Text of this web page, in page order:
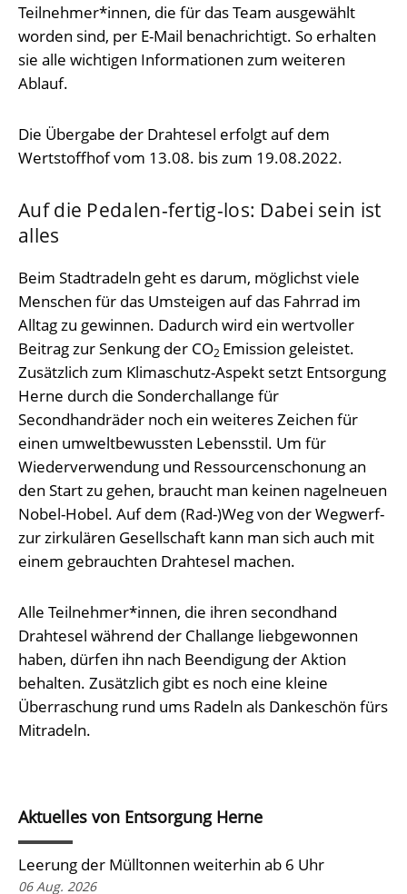
Teilnehmer*innen, die für das Team ausgewählt
worden sind, per E-Mail benachrichtigt. So erhalten
sie alle wichtigen Informationen zum weiteren
Ablauf.
Die Übergabe der Drahtesel erfolgt auf dem
Wertstoffhof vom 13.08. bis zum 19.08.2022.
Auf die Pedalen-fertig-los: Dabei sein ist
alles
Beim Stadtradeln geht es darum, möglichst viele
Menschen für das Umsteigen auf das Fahrrad im
Alltag zu gewinnen. Dadurch wird ein wertvoller
Beitrag zur Senkung der CO2 Emission geleistet.
Zusätzlich zum Klimaschutz-Aspekt setzt Entsorgung
Herne durch die Sonderchallange für
Secondhandräder noch ein weiteres Zeichen für
einen umweltbewussten Lebensstil. Um für
Wiederverwendung und Ressourcenschonung an
den Start zu gehen, braucht man keinen nagelneuen
Nobel-Hobel. Auf dem (Rad-)Weg von der Wegwerf-
zur zirkulären Gesellschaft kann man sich auch mit
einem gebrauchten Drahtesel machen.
Alle Teilnehmer*innen, die ihren secondhand
Drahtesel während der Challange liebgewonnen
haben, dürfen ihn nach Beendigung der Aktion
behalten. Zusätzlich gibt es noch eine kleine
Überraschung rund ums Radeln als Dankeschön fürs
Mitradeln.
Aktuelles von Entsorgung Herne
Leerung der Mülltonnen weiterhin ab 6 Uhr
06 Aug. 2026